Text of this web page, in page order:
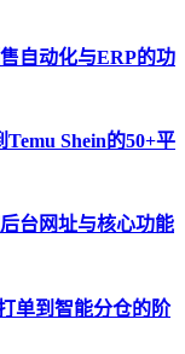
自动化与ERP的功
Shein的50+平
台网址与核心功能
单到智能分仓的阶